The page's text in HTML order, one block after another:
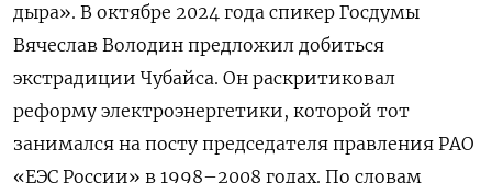
дыра». В октябре 2024 года спикер Госдумы
Вячеслав Володин предложил добиться
экстрадиции Чубайса. Он раскритиковал
реформу электроэнергетики, которой тот
занимался на посту председателя правления РАО
«ЕЭС России» в 1998–2008 годах. По словам